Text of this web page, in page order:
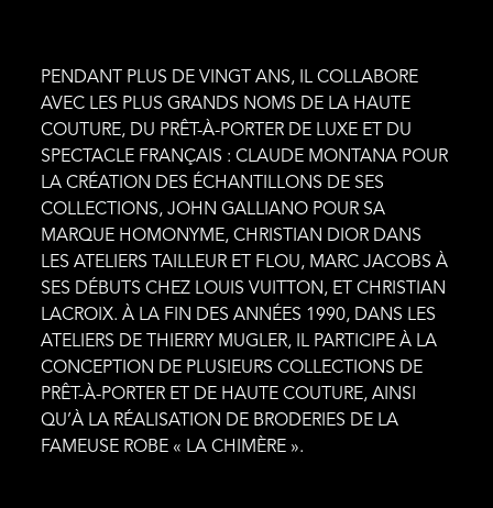
PENDANT PLUS DE VINGT ANS, IL COLLABORE
AVEC LES PLUS GRANDS NOMS DE LA HAUTE
COUTURE, DU PRÊT-À-PORTER DE LUXE ET DU
SPECTACLE FRANÇAIS : CLAUDE MONTANA POUR
LA CRÉATION DES ÉCHANTILLONS DE SES
COLLECTIONS, JOHN GALLIANO POUR SA
MARQUE HOMONYME, CHRISTIAN DIOR DANS
LES ATELIERS TAILLEUR ET FLOU, MARC JACOBS À
SES DÉBUTS CHEZ LOUIS VUITTON, ET CHRISTIAN
LACROIX. À LA FIN DES ANNÉES 1990, DANS LES
ATELIERS DE THIERRY MUGLER, IL PARTICIPE À LA
CONCEPTION DE PLUSIEURS COLLECTIONS DE
PRÊT-À-PORTER ET DE HAUTE COUTURE, AINSI
QU’À LA RÉALISATION DE BRODERIES DE LA
FAMEUSE ROBE « LA CHIMÈRE ».